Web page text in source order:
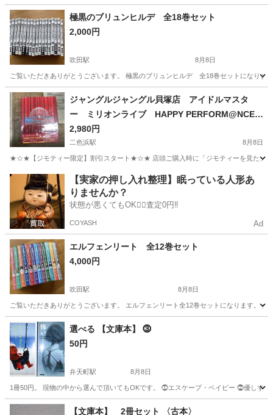
極黒のブリュンヒルデ 全18巻セット
2,000円
吹田駅 8月8日
ご覧いただきありがとうございます。 極黒のブリュンヒルデ 全18巻セットになり
大阪 吹田市 マンガ、コミック、アニメ セット
ジャングルジャングル貝塚店 アイドルマスタ
ー ミリオンライブ HAPPY PERFORM@NCE!!
完全生産限定 初の単独ライブ ジモティー割
り 貝塚市 岸和田市 泉佐野市 泉南市 阪南
市 リサイクルショップ
2,980円
二色浜駅 8月8日
★☆★【ジモティー限定】割引スタート★☆★ 店頭ご購入時に「ジモティーを見た」と
大阪 貝塚市 二色浜駅 DVD/ブルーレイ ジャングル
【実家の押し入れ整理】眠っている人形あ
りませんか？
状態が悪くてもOK🙆‍♀️査定0円‼️
COYASH Ad
エルフェンリート 全12巻セット
4,000円
吹田駅 8月8日
ご覧いただきありがとうございます。 エルフェンリート全12巻セットになります。
大阪 吹田市 吹田駅 マンガ、コミック、アニメ
選べる 【文庫本】 ⓷
50円
弁天町駅 8月8日
1冊50円。 現物の中から選んで頂いてもOKです。 ⓵エスケープ・ベイビー ⓶優し
大阪 大阪市 弁天町駅 本/CD/DVD 大阪
【文庫本】 2冊セット 〈古本〉